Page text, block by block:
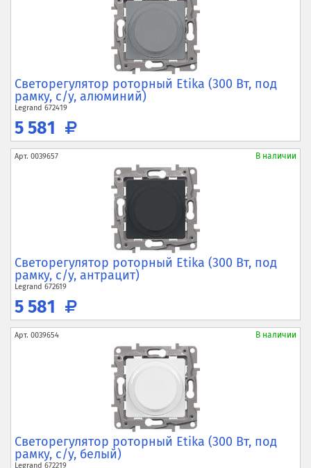
Светорегулятор роторный Etika (300 Вт, под
рамку, с/у, алюминий)
Legrand 672419
5 581
Арт. 0039657 В наличии
Светорегулятор роторный Etika (300 Вт, под
рамку, с/у, антрацит)
Legrand 672619
5 581
Арт. 0039654 В наличии
Светорегулятор роторный Etika (300 Вт, под
рамку, с/у, белый)
Legrand 672219